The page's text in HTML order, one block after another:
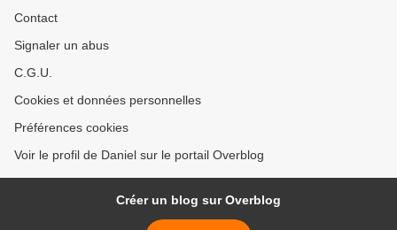
Contact
Signaler un abus
C.G.U.
Cookies et données personnelles
Préférences cookies
Voir le profil de Daniel sur le portail Overblog
Créer un blog sur Overblog